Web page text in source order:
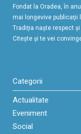
Fondat la Oradea, în
mai longevive publicaţii
Tradiţia naşte respect şi
Citeşte şi te vei
Categorii
Actualitate
Eveniment
Social